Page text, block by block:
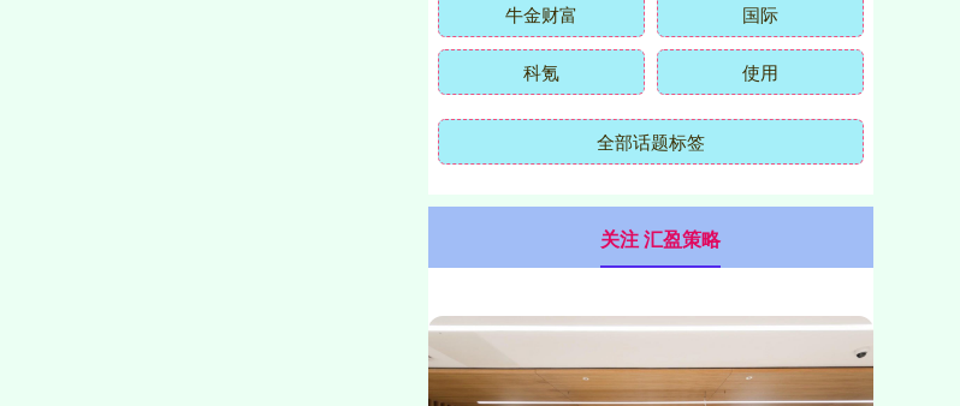
牛金财富 国际
科氪 使用
全部话题标签
关注 汇盈策略